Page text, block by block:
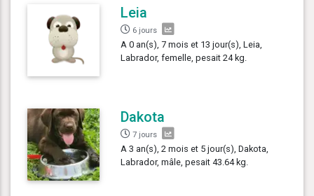
Leia
6 jours
A 0 an(s), 7 mois et 13 jour(s), Leia,
Labrador, femelle, pesait 24 kg.
Dakota
7 jours
A 3 an(s), 2 mois et 5 jour(s), Dakota,
Labrador, mâle, pesait 43.64 kg.